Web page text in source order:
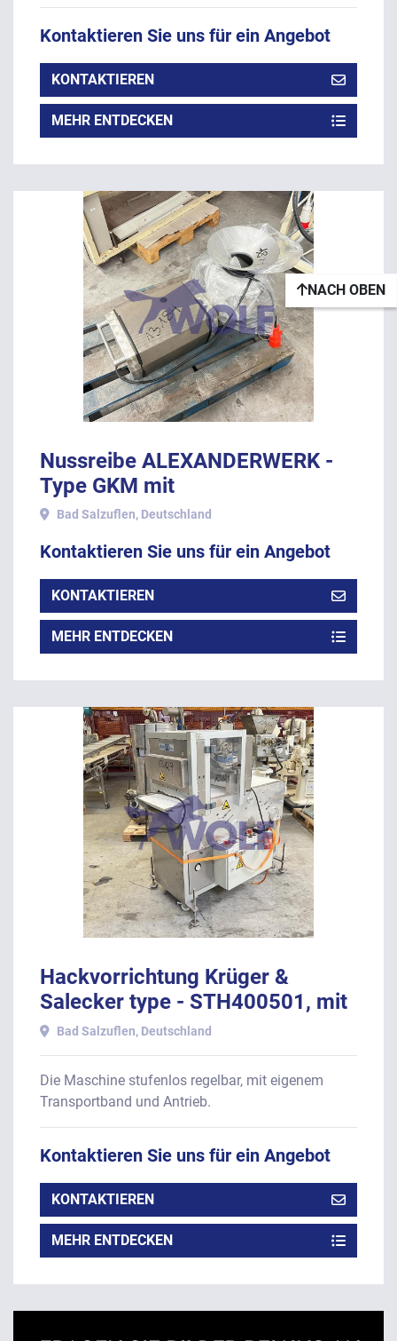
Kontaktieren Sie uns für ein Angebot
KONTAKTIEREN
MEHR ENTDECKEN
Nussreibe ALEXANDERWERK -
Type GKM mit
Aluminumgehäuse.
Bad Salzuflen, Deutschland
Kontaktieren Sie uns für ein Angebot
KONTAKTIEREN
MEHR ENTDECKEN
Hackvorrichtung Krüger &
Salecker type - STH400501, mit
Arbeitsbreite von 400 mm.
Bad Salzuflen, Deutschland
Die Maschine stufenlos regelbar, mit eigenem
Transportband und Antrieb.
Kontaktieren Sie uns für ein Angebot
KONTAKTIEREN
MEHR ENTDECKEN
NACH OBEN